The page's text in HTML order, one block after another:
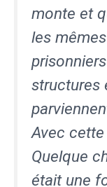
monte et
les
structures
Avec
Quelque
était une